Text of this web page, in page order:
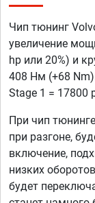
Чип тюнинг
увеличение
hp или 20%) и
408 Нм (+68
Stage 1 = 17800
При чип
при разгоне,
включение,
низких
будет